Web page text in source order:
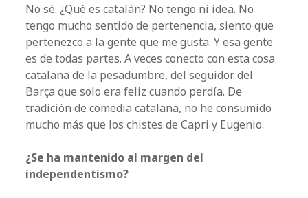
No sé. ¿Qué es catalán? No tengo ni idea. No
tengo mucho sentido de pertenencia, siento que
pertenezco a la gente que me gusta. Y esa gente
es de todas partes. A veces conecto con esta cosa
catalana de la pesadumbre, del seguidor del
Barça que solo era feliz cuando perdía. De
tradición de comedia catalana, no he consumido
mucho más que los chistes de Capri y Eugenio.
¿Se ha mantenido al margen del
independentismo?